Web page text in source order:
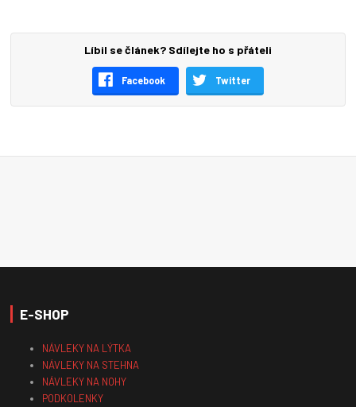
Líbil se článek? Sdílejte ho s přáteli
Facebook Twitter
E-SHOP
NÁVLEKY NA LÝTKA
NÁVLEKY NA STEHNA
NÁVLEKY NA NOHY
PODKOLENKY